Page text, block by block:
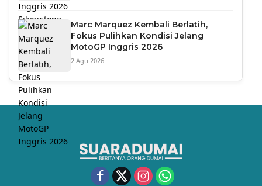
Marc Marquez Kembali Berlatih,
Fokus Pulihkan Kondisi Jelang
MotoGP Inggris 2026
2 Agu 2026